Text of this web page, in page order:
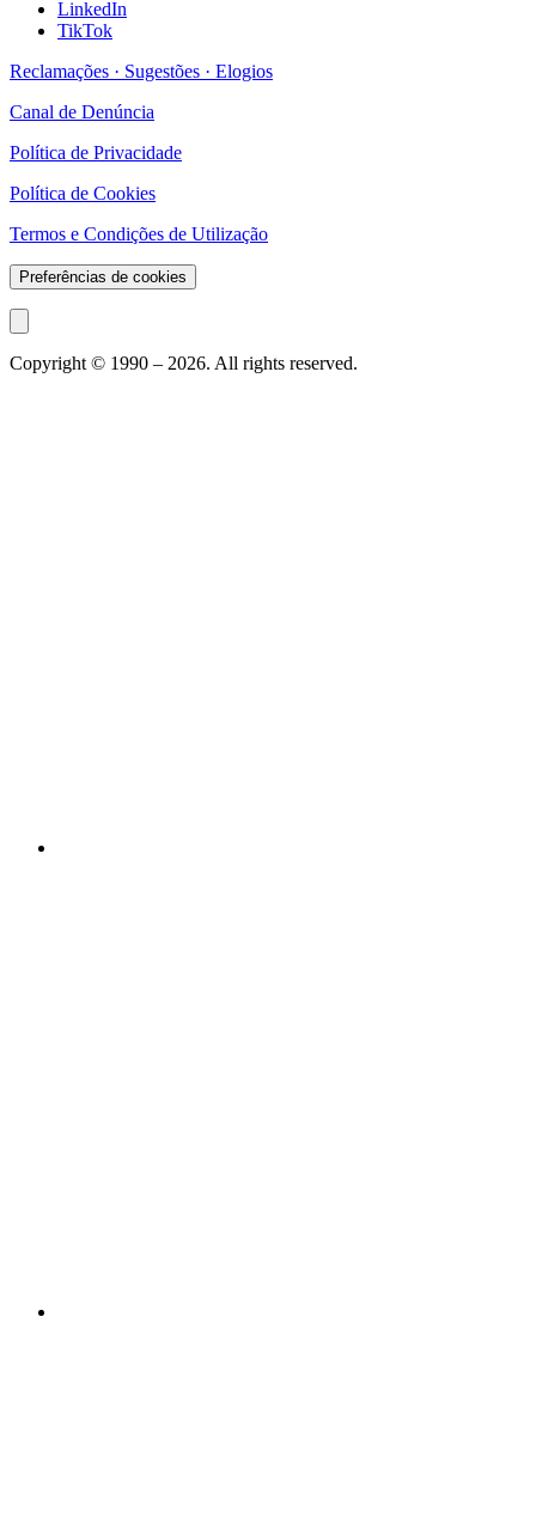
LinkedIn
TikTok
Reclamações · Sugestões · Elogios
Canal de Denúncia
Política de Privacidade
Política de Cookies
Termos e Condições de Utilização
Preferências de cookies
Copyright © 1990 – 2026. All rights reserved.